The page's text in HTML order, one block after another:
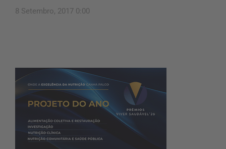
8 Setembro, 2017 0:00